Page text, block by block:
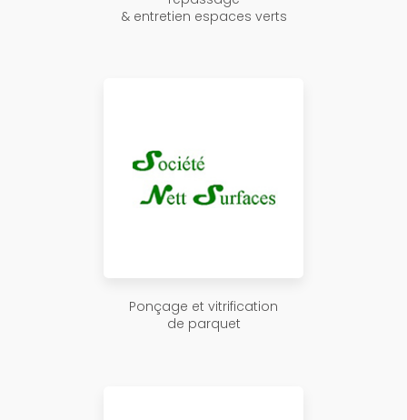
& entretien espaces verts
Ponçage et vitrification
de parquet